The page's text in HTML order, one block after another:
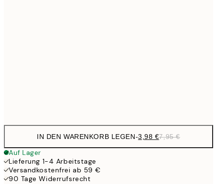
IN DEN WARENKORB LEGEN-3,98 €7,95 €
Auf Lager
Lieferung 1-4 Arbeitstage
Versandkostenfrei ab 59 €
90 Tage Widerrufsrecht